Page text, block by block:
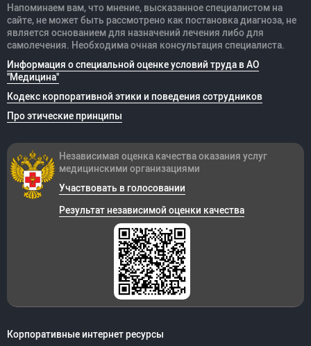
Напоминаем вам, что мнение, высказанное специалистом на
сайте, не может быть рассмотрено как постановка диагноза, не
является основанием для назначений лечения либо для
самолечения. Необходима очная консультация специалиста.
Информация о специальной оценке условий труда в АО
"Медицина"
Кодекс корпоративной этики и поведения сотрудников
Про этические принципы
Корпоративные интернет ресурсы
Независимая оценка качества оказания услуг
медицинскими организациями
Участвовать в голосовании
Результат независимой оценки качества